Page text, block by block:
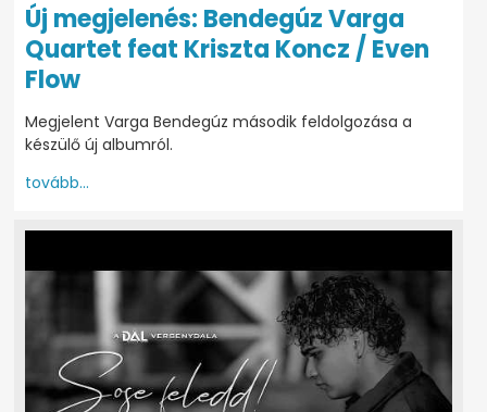
Új megjelenés: Bendegúz Varga
Quartet feat Kriszta Koncz / Even
Flow
Megjelent Varga Bendegúz második feldolgozása a
készülő új albumról.
tovább...